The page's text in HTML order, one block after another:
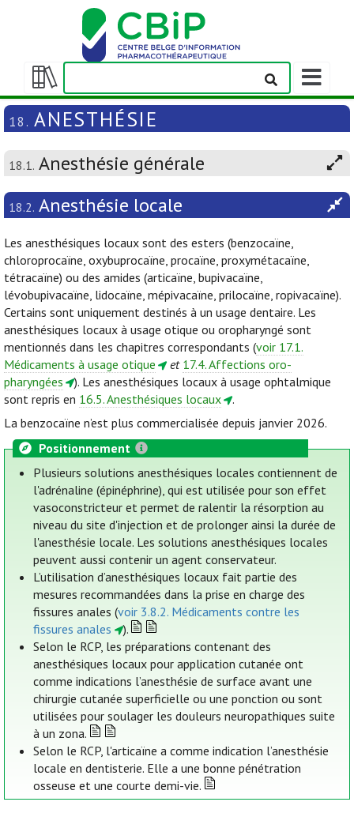
Afficher/masquer
la
table
matières
Afficher/
la
barre
navigation
18. ANESTHÉSIE
18.1. Anesthésie générale
18.2. Anesthésie locale
Les anesthésiques locaux sont des esters (benzocaïne,
chloroprocaïne, oxybuprocaïne, procaïne, proxymétacaïne,
tétracaïne) ou des amides (articaïne, bupivacaïne,
lévobupivacaïne, lidocaïne, mépivacaïne, prilocaïne, ropivacaïne).
Certains sont uniquement destinés à un usage dentaire. Les
anesthésiques locaux à usage otique ou oropharyngé sont
mentionnés dans les chapitres correspondants (voir 17.1.
Médicaments à usage otique
et 17.4. Affections oro-
pharyngées
). Les anesthésiques locaux à usage ophtalmique
sont repris en 16.5. Anesthésiques locaux
.
La benzocaïne n’est plus commercialisée depuis janvier 2026.
Positionnement
Plusieurs solutions anesthésiques locales contiennent de
l'adrénaline (épinéphrine), qui est utilisée pour son effet
vasoconstricteur et permet de ralentir la résorption au
niveau du site d'injection et de prolonger ainsi la durée de
l'anesthésie locale. Les solutions anesthésiques locales
peuvent aussi contenir un agent conservateur.
L’utilisation d’anesthésiques locaux fait partie des
mesures recommandées dans la prise en charge des
fissures anales (voir 3.8.2. Médicaments contre les
fissures anales
).
Selon le RCP, les préparations contenant des
anesthésiques locaux pour application cutanée ont
comme indications l’anesthésie de surface avant une
chirurgie cutanée superficielle ou une ponction ou sont
utilisées pour soulager les douleurs neuropathiques suite
à un zona.
Selon le RCP, l'articaïne a comme indication l’anesthésie
locale en dentisterie. Elle a une bonne pénétration
osseuse et une courte demi-vie.